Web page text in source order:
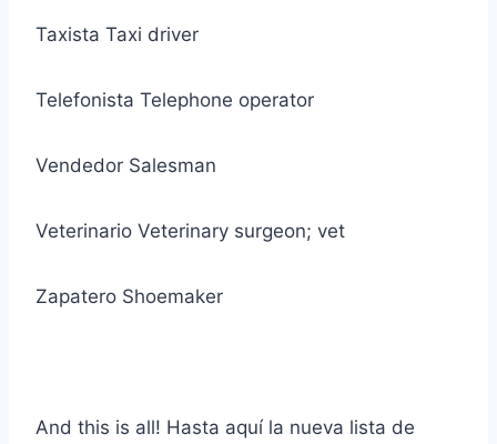
Taxista Taxi driver
Telefonista Telephone operator
Vendedor Salesman
Veterinario Veterinary surgeon; vet
Zapatero Shoemaker
And this is all! Hasta aquí la nueva lista de